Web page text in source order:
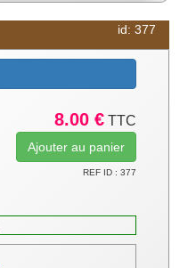
id: 377
8.00 € TTC
REF ID : 377